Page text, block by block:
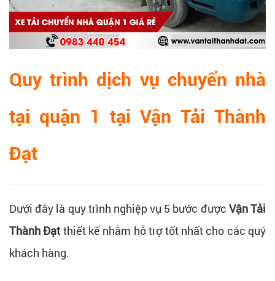
Quy trình dịch vụ chuyển nhà
tại quận 1 tại Vận Tải Thành
Đạt
Dưới đây là quy trình nghiệp vụ 5 bước được Vận Tải
Thành Đạt thiết kế nhằm hỗ trợ tốt nhất cho các quý
khách hàng.